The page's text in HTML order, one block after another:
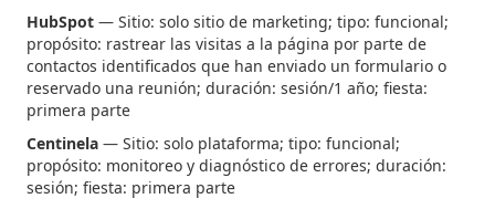
HubSpot — Sitio: solo sitio de marketing; tipo: funcional;
propósito: rastrear las visitas a la página por parte de
contactos identificados que han enviado un formulario o
reservado una reunión; duración: sesión/1 año; fiesta:
primera parte
Centinela — Sitio: solo plataforma; tipo: funcional;
propósito: monitoreo y diagnóstico de errores; duración:
sesión; fiesta: primera parte